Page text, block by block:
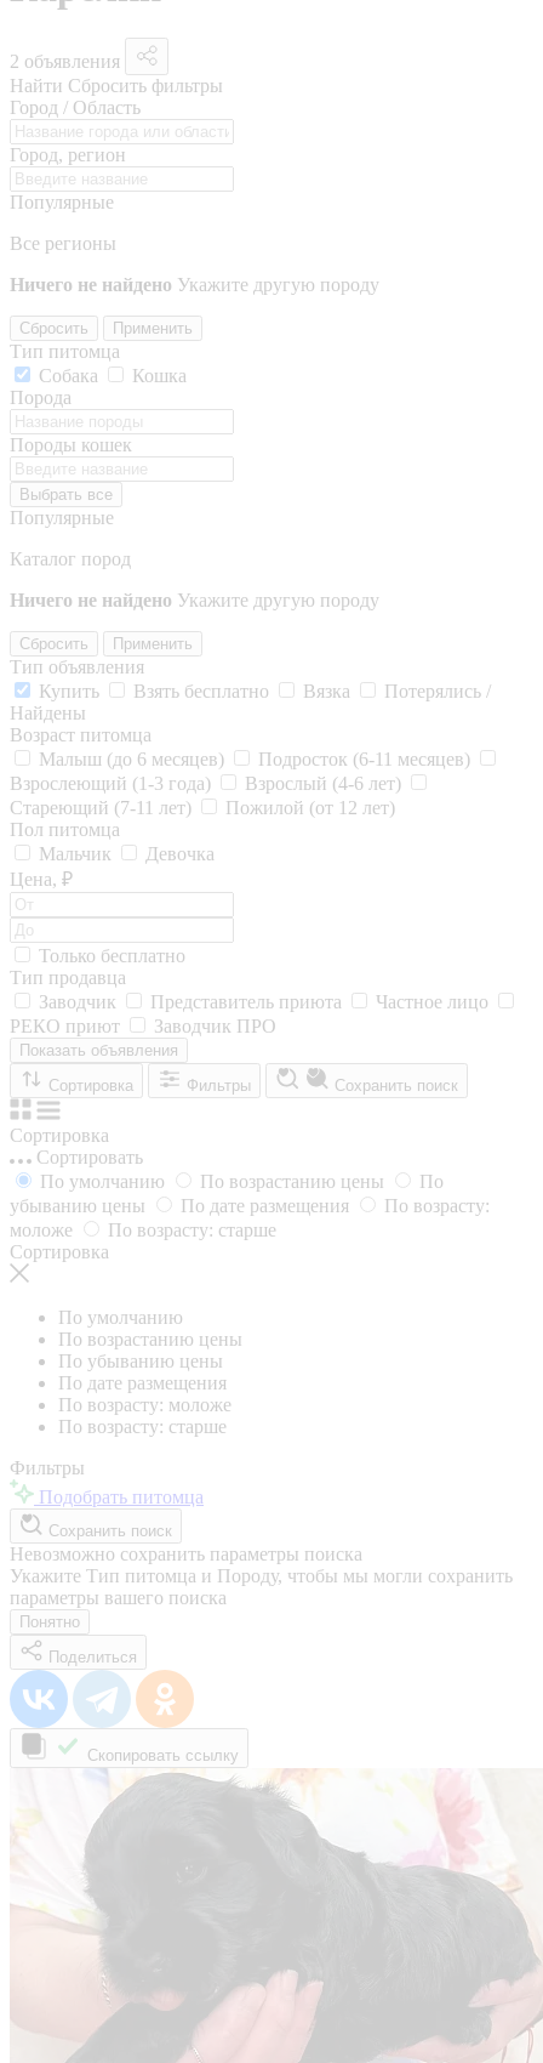
2 объявления
Найти Сбросить фильтры
Город / Область
Город, регион
Популярные
Все регионы
Ничего не найдено Укажите другую породу
Сбросить Применить
Тип питомца
Собака
Кошка
Порода
Породы кошек
Выбрать все
Популярные
Каталог пород
Ничего не найдено Укажите другую породу
Сбросить Применить
Тип объявления
Купить
Взять бесплатно Вязка
Потерялись /
Найдены
Возраст питомца
Малыш (до 6 месяцев)
Подросток (6-11 месяцев)
Взрослеющий (1-3 года)
Взрослый (4-6 лет)
Стареющий (7-11 лет)
Пожилой (от 12 лет)
Пол питомца
Мальчик
Девочка
Цена, ₽
Только бесплатно
Тип продавца
Заводчик
Представитель приюта
Частное лицо
РЕКО приют
Заводчик ПРО
Показать объявления
Сортировка
Фильтры Сохранить поиск
Сортировка
Сортировать
По умолчанию
По возрастанию цены
По
убыванию цены
По дате размещения
По возрасту:
моложе
По возрасту: старше
Сортировка
По умолчанию
По возрастанию цены
По убыванию цены
По дате размещения
По возрасту: моложе
По возрасту: старше
Фильтры
Подобрать питомца
Сохранить поиск
Невозможно сохранить параметры поиска
Укажите Тип питомца и Породу, чтобы мы могли сохранить
параметры вашего поиска
Понятно
Поделиться
Скопировать ссылку